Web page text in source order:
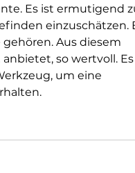
Es ist ermutigend
einzuschätzen.
Aus diesem
so wertvoll.
um eine